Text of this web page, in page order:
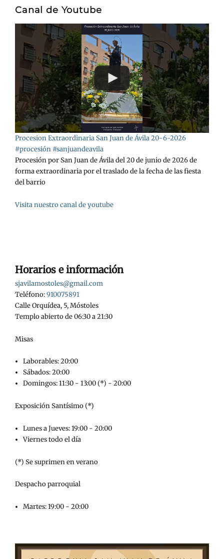
Canal de Youtube
Procesion Extraordinaria San Juan de Ávila 20-6-2026
#procesión #sanjuandeavila
Procesión por San Juan de Ávila del 20 de junio de 2026 de
forma extraordinaria por el traslado de la fecha de las fiesta
del barrio
Visita nuestro canal de youtube
Horarios e información
sjavilamostoles@gmail.com
Teléfono:910075891
Calle Orquídea, 5, Móstoles
Templo abierto de 06:30 a 21:30
Misas
Laborables: 20:00
Sábados: 20:00
Domingos: 11:30 - 13:00 (*) - 20:00
Exposición Santísimo (*)
Lunes a Jueves: 19:00 - 20:00
Viernes todo el día
(*) Se suprimen en verano
Despacho parroquial
Martes: 19:00 - 20:00